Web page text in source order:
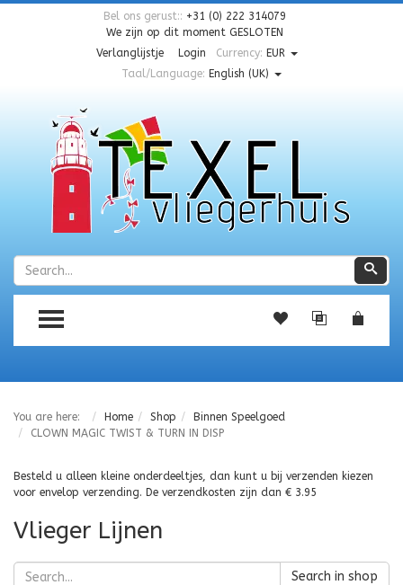
Bel ons gerust:: +31 (0) 222 314079
We zijn op dit moment GESLOTEN
Verlanglijstje
Login Currency: EUR
Taal/Language: English (UK)
Zoeken
TOGGLE MENU
You are here: Home Shop
Binnen Speelgoed
CLOWN MAGIC TWIST & TURN IN DISP
Besteld u alleen kleine onderdeeltjes, dan kunt u bij verzenden kiezen
voor envelop verzending. De verzendkosten zijn dan € 3.95
Vlieger Lijnen
Search in shop